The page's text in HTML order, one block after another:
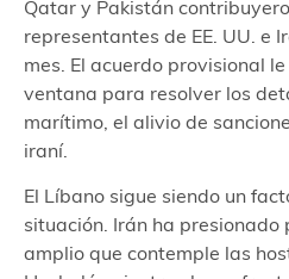
Qatar y Pakistán
representantes de EE. UU. e
mes. El acuerdo provisional
ventana para resolver los
marítimo, el alivio de
iraní.
El Líbano sigue siendo un
situación. Irán ha presionado
amplio que contemple las